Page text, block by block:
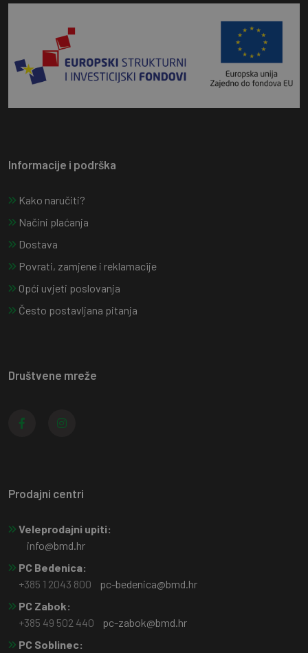
Informacije i podrška
Kako naručiti?
Načini plaćanja
Dostava
Povrati, zamjene i reklamacije
Opći uvjeti poslovanja
Često postavljana pitanja
Društvene mreže
Prodajni centri
Veleprodajni upiti:
info@bmd.hr
PC Bedenica:
+385 1 2043 800
pc-bedenica@bmd.hr
PC Zabok:
+385 49 502 440
pc-zabok@bmd.hr
PC Soblinec: